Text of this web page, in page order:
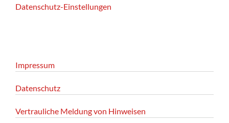
Datenschutz-Einstellungen
Impressum
Datenschutz
Vertrauliche Meldung von Hinweisen